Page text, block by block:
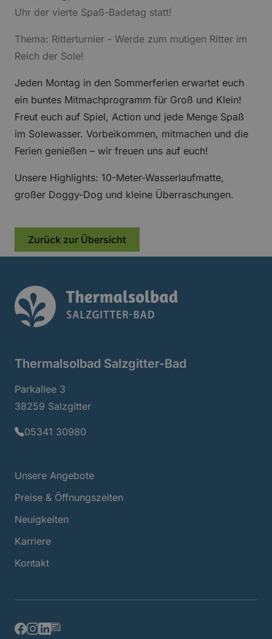
Uhr der vierte Spaß-Badetag statt!
Thema: Ritterturnier - Werde zum mutigen Ritter im
Reich der Sole!
Jeden Montag in den Sommerferien erwartet euch
ein buntes Mitmachprogramm für Groß und Klein!
Freut euch auf Spiel, Action und jede Menge Spaß
im Solewasser. Vorbeikommen, mitmachen und die
Ferien genießen – wir freuen uns auf euch!
Unsere Highlights: 10-Meter-Wasserlaufmatte,
großer Doggy-Dog und kleine Überraschungen.
Zurück zur Übersicht
Thermalsolbad Salzgitter-Bad
Parkallee 3
38259 Salzgitter
05341 30980
Unsere Angebote
Preise & Öffnungszeiten
Neuigkeiten
Karriere
Kontakt
Facebook
Instagram
LinkedIn
Newsletter